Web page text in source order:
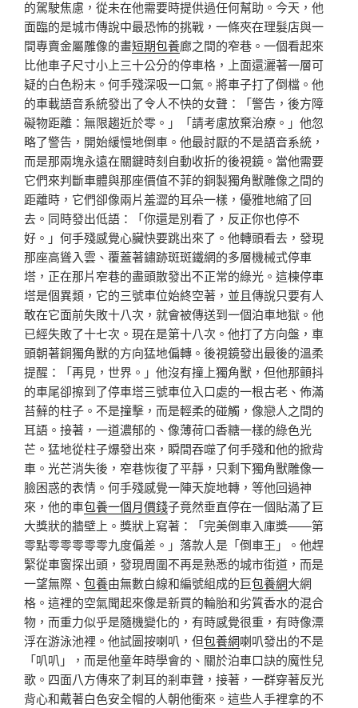
的駕駛焦慮，從未在他需要時提供過任何幫助。今天，他
面臨的是城市傳說中最恐怖的挑戰，一條夾在理髮店與一
間專賣金屬雕像的畫短期包養廊之間的窄巷。一個看起來
比他車子尺寸小上三十公分的停車格，上面還灑著一層可
疑的白色粉末。何手殘深吸一口氣。將車子打了倒檔。他
的車載語音系統發出了令人不快的女聲：「警告，後方障
礙物距離：無限趨近於零。」「請考慮放棄治療。」他忽
略了警告，開始緩慢地倒車。他最討厭的不是語音系統，
而是那兩塊永遠在關鍵時刻自動收折的後視鏡。當他需要
它們來判斷車體與那座價值不菲的銅製獨角獸雕像之間的
距離時，它們卻像兩片羞澀的耳朵一樣，優雅地縮了回
去。同時發出低語：「你還是別看了，反正你也停不
好。」何手殘感覺心臟快要跳出來了。他轉頭看去，發現
那座高聳入雲、覆蓋著鏽跡斑斑鐵網的多層機械式停車
塔，正在那片窄巷的盡頭散發出不正常的綠光。這棟停車
塔是個異類，它的三號車位始終空著，並且傳說只要有人
敢在它面前失敗十八次，就會被傳送到一個泊車地獄。他
已經失敗了十七次。現在是第十八次。他打了方向盤，車
頭朝著銅獨角獸的方向猛地偏轉。後視鏡發出最後的溫柔
提醒：「再見，世界。」他沒有撞上獨角獸，但他那顫抖
的車尾卻擦到了停車塔三號車位入口處的一根古老、佈滿
苔蘚的柱子。不是撞擊，而是輕柔的碰觸，像戀人之間的
耳語。接著，一道濃郁的、像薄荷口香糖一樣的綠色光
芒。猛地從柱子爆發出來，瞬間吞噬了何手殘和他的掀背
車。光芒消失後，窄巷恢復了平靜，只剩下獨角獸雕像一
臉困惑的表情。何手殘感覺一陣天旋地轉，等他回過神
來，他的車包養一個月價錢子竟然垂直停在一個貼滿了巨
大獎狀的牆壁上。獎狀上寫著：「完美倒車入庫獎——第
零點零零零零零九度偏差。」落款人是「倒車王」。他趕
緊從車窗探出頭，發現周圍不再是熟悉的城市街道，而是
一望無際、 包養由無數白線和編號組成的巨包養網大網
格。這裡的空氣聞起來像是新買的輪胎和劣質香水的混合
物，而重力似乎是隨機變化的，有時感覺很重，有時像漂
浮在游泳池裡。他試圖按喇叭，但包養網喇叭發出的不是
「叭叭」，而是他童年時學會的、關於泊車口訣的魔性兒
歌。四面八方傳來了刺耳的剎車聲，接著，一群穿著反光
背心和戴著白色安全帽的人朝他衝來。這些人手裡拿的不